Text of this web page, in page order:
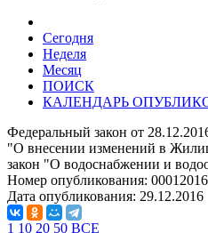
Сегодня
Неделя
Месяц
ПОИСК
КАЛЕНДАРЬ
Федеральный закон от
"О внесении изменений в
закон "О водоснабжении и
Номер опубликования:
Дата опубликования: 29.12.2016
1 10 20 50 ВСЕ